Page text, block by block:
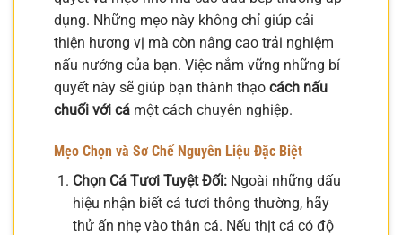
dụng. Những mẹo này không chỉ giúp cải
thiện hương vị mà còn nâng cao trải nghiệm
nấu nướng của bạn. Việc nắm vững những bí
quyết này sẽ giúp bạn thành thạo cách nấu
chuối với cá một cách chuyên nghiệp.
Mẹo Chọn và Sơ Chế Nguyên Liệu Đặc Biệt
Chọn Cá Tươi Tuyệt Đối:Ngoài những dấu
hiệu nhận biết cá tươi thông thường, hãy
thử ấn nhẹ vào thân cá. Nếu thịt cá có độ